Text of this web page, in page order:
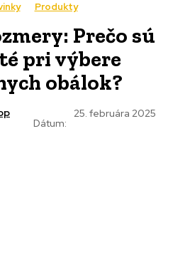
Produkty
Prečo sú
pri výbere
obálok?
Dátum:
25. februára 2025